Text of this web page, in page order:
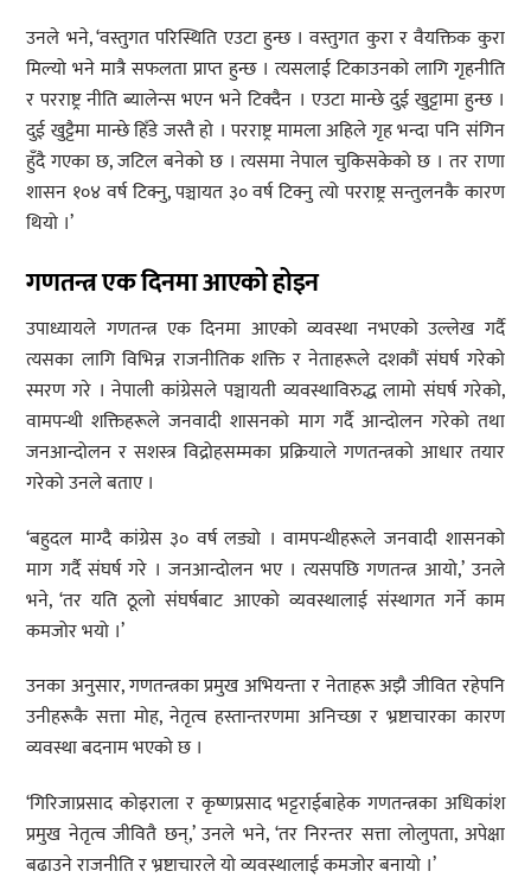
उनले भने, ‘वस्तुगत परिस्थिति एउटा हुन्छ । वस्तुगत कुरा र वैयक्तिक कुरा
मिल्यो भने मात्रै सफलता प्राप्त हुन्छ । त्यसलाई टिकाउनको लागि गृहनीति
र परराष्ट्र नीति ब्यालेन्स भएन भने टिक्दैन । एउटा मान्छे दुई खुट्टामा हुन्छ ।
दुई खुट्टैमा मान्छे हिँडे जस्तै हो । परराष्ट्र मामला अहिले गृह भन्दा पनि संगिन
हुँदै गएका छ, जटिल बनेको छ । त्यसमा नेपाल चुकिसकेको छ । तर राणा
शासन १०४ वर्ष टिक्नु, पञ्चायत ३० वर्ष टिक्नु त्यो परराष्ट्र सन्तुलनकै कारण
थियो ।’
गणतन्त्र एक दिनमा आएको होइन
उपाध्यायले गणतन्त्र एक दिनमा आएको व्यवस्था नभएको उल्लेख गर्दै
त्यसका लागि विभिन्न राजनीतिक शक्ति र नेताहरूले दशकौं संघर्ष गरेको
स्मरण गरे । नेपाली कांग्रेसले पञ्चायती व्यवस्थाविरुद्ध लामो संघर्ष गरेको,
वामपन्थी शक्तिहरूले जनवादी शासनको माग गर्दै आन्दोलन गरेको तथा
जनआन्दोलन र सशस्त्र विद्रोहसम्मका प्रक्रियाले गणतन्त्रको आधार तयार
गरेको उनले बताए ।
‘बहुदल माग्दै कांग्रेस ३० वर्ष लड्यो । वामपन्थीहरूले जनवादी शासनको
माग गर्दै संघर्ष गरे । जनआन्दोलन भए । त्यसपछि गणतन्त्र आयो,’ उनले
भने, ‘तर यति ठूलो संघर्षबाट आएको व्यवस्थालाई संस्थागत गर्ने काम
कमजोर भयो ।’
उनका अनुसार, गणतन्त्रका प्रमुख अभियन्ता र नेताहरू अझै जीवित रहेपनि
उनीहरूकै सत्ता मोह, नेतृत्व हस्तान्तरणमा अनिच्छा र भ्रष्टाचारका कारण
व्यवस्था बदनाम भएको छ ।
‘गिरिजाप्रसाद कोइराला र कृष्णप्रसाद भट्टराईबाहेक गणतन्त्रका अधिकांश
प्रमुख नेतृत्व जीवितै छन्,’ उनले भने, ‘तर निरन्तर सत्ता लोलुपता, अपेक्षा
बढाउने राजनीति र भ्रष्टाचारले यो व्यवस्थालाई कमजोर बनायो ।’